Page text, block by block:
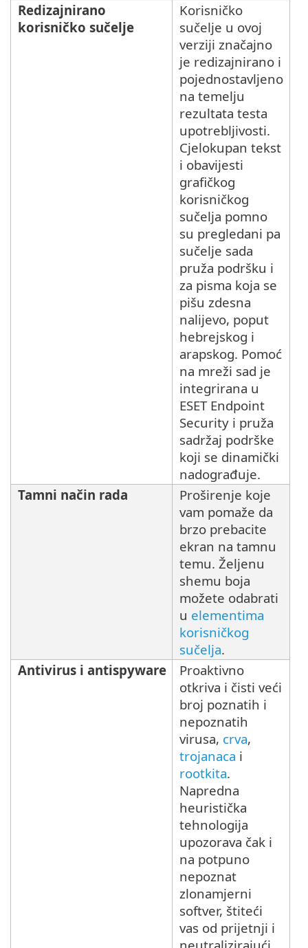
Redizajnirano
korisničko sučelje
Korisničko
sučelje u ovoj
verziji značajno
je redizajnirano i
pojednostavljeno
na temelju
rezultata testa
upotrebljivosti.
Cjelokupan tekst
i obavijesti
grafičkog
korisničkog
sučelja pomno
su pregledani pa
sučelje sada
pruža podršku i
za pisma koja se
pišu zdesna
nalijevo, poput
hebrejskog i
arapskog. Pomoć
na mreži sad je
integrirana u
ESET Endpoint
Security i pruža
sadržaj podrške
koji se dinamički
nadograđuje.
Tamni način rada
Proširenje koje
vam pomaže da
brzo prebacite
ekran na tamnu
temu. Željenu
shemu boja
možete odabrati
u elementima
korisničkog
sučelja.
Antivirus i antispyware
Proaktivno
otkriva i čisti veći
broj poznatih i
nepoznatih
virusa, crva,
trojanaca i
rootkita.
Napredna
heuristička
tehnologija
upozorava čak i
na potpuno
nepoznat
zlonamjerni
softver, štiteći
vas od prijetnji i